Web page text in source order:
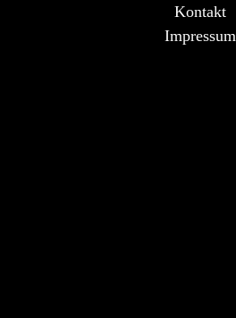
Kontakt
Impressum